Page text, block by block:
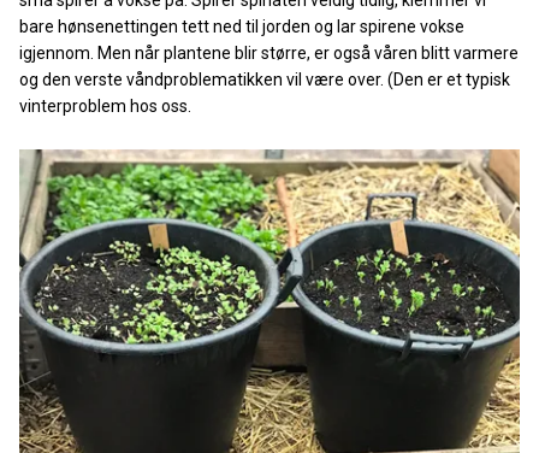
bare hønsenettingen tett ned til jorden og lar spirene vokse
igjennom. Men når plantene blir større, er også våren blitt varmere
og den verste våndproblematikken vil være over. (Den er et typisk
vinterproblem hos oss.